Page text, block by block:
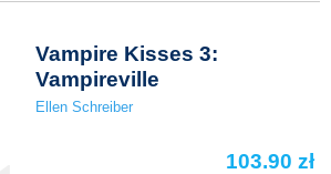
Vampire Kisses 3:
Vampireville
Ellen Schreiber
103.90 zł